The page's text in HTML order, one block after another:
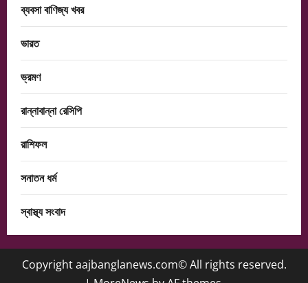
ব্যবসা বাণিজ্য খবর
ভারত
ভ্রমণ
রান্নাবান্না রেসিপি
রাশিফল
সনাতন ধর্ম
স্বাস্থ্য সংবাদ
Copyright aajbanglanews.com© All rights reserved.